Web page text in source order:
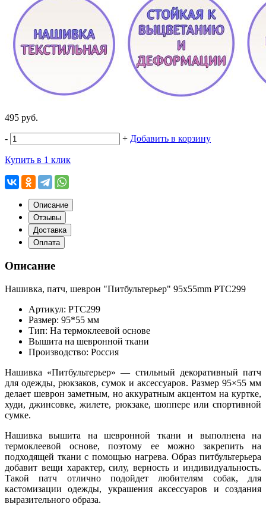
495 руб.
- + Добавить в корзину
Купить в 1 клик
Описание
Отзывы
Доставка
Оплата
Описание
Нашивка, патч, шеврон "Питбультерьер" 95x55mm PTC299
Артикул: PTC299
Размер: 95*55 мм
Тип: На термоклеевой основе
Вышита на шевронной ткани
Производство: Россия
Нашивка «Питбультерьер» — стильный декоративный патч
для одежды, рюкзаков, сумок и аксессуаров. Размер 95×55 мм
делает шеврон заметным, но аккуратным акцентом на куртке,
худи, джинсовке, жилете, рюкзаке, шоппере или спортивной
сумке.
Нашивка вышита на шевронной ткани и выполнена на
термоклеевой основе, поэтому ее можно закрепить на
подходящей ткани с помощью нагрева. Образ питбультерьера
добавит вещи характер, силу, верность и индивидуальность.
Такой патч отлично подойдет любителям собак, для
кастомизации одежды, украшения аксессуаров и создания
выразительного образа.